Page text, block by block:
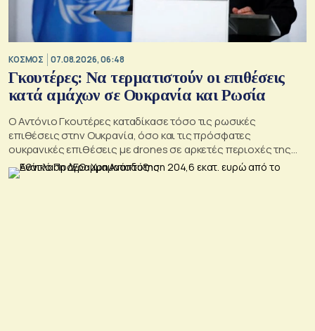
ΚΟΣΜΟΣ 07.08.2026, 06:48
Γκουτέρες: Να τερματιστούν οι επιθέσεις
κατά αμάχων σε Ουκρανία και Ρωσία
Ο Αντόνιο Γκουτέρες καταδίκασε τόσο τις ρωσικές
επιθέσεις στην Ουκρανία, όσο και τις πρόσφατες
ουκρανικές επιθέσεις με drones σε αρκετές περιοχές της
Ρωσίας, οι οποίες προκάλεσαν απώλειες μεταξύ αμάχων και
ζημιές σε μη στρατιωτικές υποδομές.